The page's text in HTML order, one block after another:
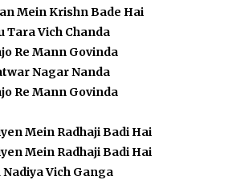
Mein Krishn Bade Hai
Tara Vich Chanda
Re Mann Govinda
Nagar Nanda
Re Mann Govinda
Mein Radhaji Badi Hai
Mein Radhaji Badi Hai
Nadiya Vich Ganga